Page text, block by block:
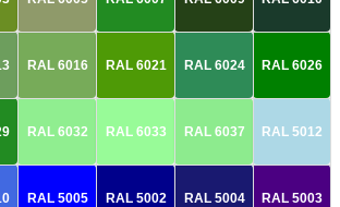
RAL 6016 RAL 6021 RAL 6024 RAL 6026
RAL 6032 RAL 6033 RAL 6037 RAL 5012
RAL 5005 RAL 5002 RAL 5004 RAL 5003